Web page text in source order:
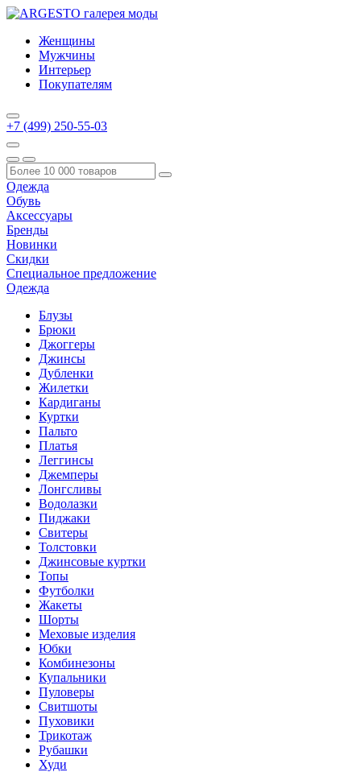
Женщины
Мужчины
Интерьер
Покупателям
+7 (499) 250-55-03
Одежда
Обувь
Аксессуары
Бренды
Новинки
Скидки
Специальное предложение
Одежда
Блузы
Брюки
Джоггеры
Джинсы
Дубленки
Жилетки
Кардиганы
Куртки
Пальто
Платья
Леггинсы
Джемперы
Лонгсливы
Водолазки
Пиджаки
Свитеры
Толстовки
Джинсовые куртки
Топы
Футболки
Жакеты
Шорты
Меховые изделия
Юбки
Комбинезоны
Купальники
Пуловеры
Свитшоты
Пуховики
Трикотаж
Рубашки
Худи